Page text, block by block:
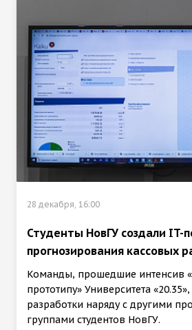
28 декабря, 16:00
Студенты НовГУ создали IT-
прогнозирования кассовых
Команды, прошедшие интенсив
прототипу» Университета
разработки наряду с другими
группами студентов НовГУ.